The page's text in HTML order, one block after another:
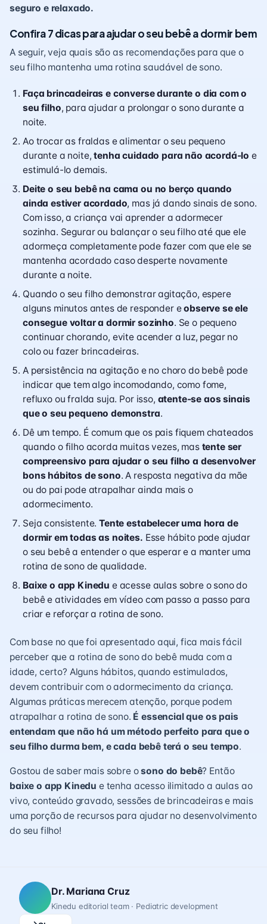
seguro e relaxado.
Confira 7 dicas para ajudar o seu bebê a dormir bem
A seguir, veja quais são as recomendações para que o
seu filho mantenha uma rotina saudável de sono.
Faça brincadeiras e converse durante o dia com o
seu filho, para ajudar a prolongar o sono durante a
noite.
Ao trocar as fraldas e alimentar o seu pequeno
durante a noite,tenha cuidado para não acordá-lo e
estimulá-lo demais.
Deite o seu bebê na cama ou no berço quando
ainda estiver acordado, mas já dando sinais de sono.
Com isso, a criança vai aprender a adormecer
sozinha. Segurar ou balançar o seu filho até que ele
adormeça completamente pode fazer com que ele se
mantenha acordado caso desperte novamente
durante a noite.
Quando o seu filho demonstrar agitação, espere
alguns minutos antes de responder eobserve se ele
consegue voltar a dormir sozinho. Se o pequeno
continuar chorando, evite acender a luz, pegar no
colo ou fazer brincadeiras.
A persistência na agitação e no choro do bebêpode
indicar que tem algo incomodando, como fome,
refluxo ou fralda suja. Por isso, atente-se aos sinais
que o seu pequeno demonstra.
Dê um tempo. É comum que os pais fiquem chateados
quando o filho acorda muitas vezes, mas tente ser
compreensivo para ajudar o seu filho a desenvolver
bons hábitos de sono. A resposta negativa da mãe
ou do pai pode atrapalhar ainda mais o
adormecimento.
Seja consistente.Tente estabelecer uma hora de
dormir em todas as noites. Esse hábito pode ajudar
o seu bebê a entender o que esperar e a manter uma
rotina de sono de qualidade.
Baixe o app Kinedu e acesse aulas sobre o sono do
bebê e atividades em vídeo com passo a passo para
criar e reforçar a rotina de sono.
Com base no que foi apresentado aqui, fica mais fácil
perceber que a rotina de sono do bebê muda com a
idade, certo? Alguns hábitos, quando estimulados,
devem contribuir com o adormecimento da criança.
Algumas práticas merecem atenção, porque podem
atrapalhar a rotina de sono. É essencial que os pais
entendam que não há um método perfeito para que o
seu filho durma bem, e cada bebê terá o seu tempo.
Gostou de saber mais sobre osono do bebê? Então
baixe o app Kinedu e tenha acesso ilimitado a aulas ao
vivo, conteúdo gravado, sessões de brincadeiras e mais
uma porção de recursos para ajudar no desenvolvimento
do seu filho!
Dr. Mariana Cruz
Kinedu editorial team · Pediatric development